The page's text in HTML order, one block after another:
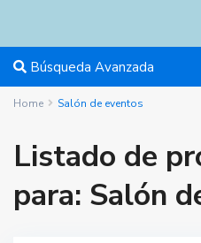
Búsqueda Avanzada
Home Salón de eventos
Listado de
para: Salón